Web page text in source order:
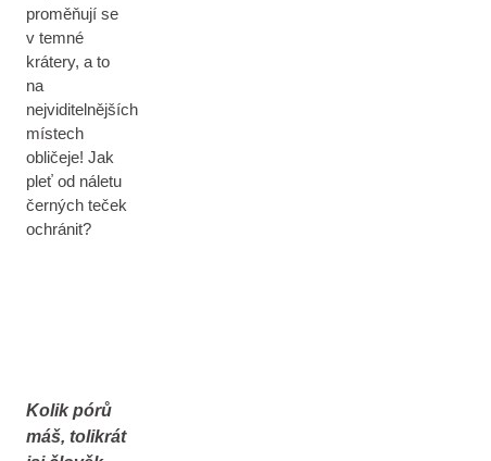
proměňují se
v temné
krátery, a to
na
nejviditelnějších
místech
obličeje! Jak
pleť od náletu
černých teček
ochránit?
Kolik pórů
máš, tolikrát